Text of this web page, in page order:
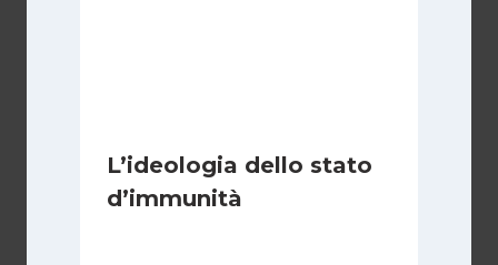
L’ideologia dello stato
d’immunità